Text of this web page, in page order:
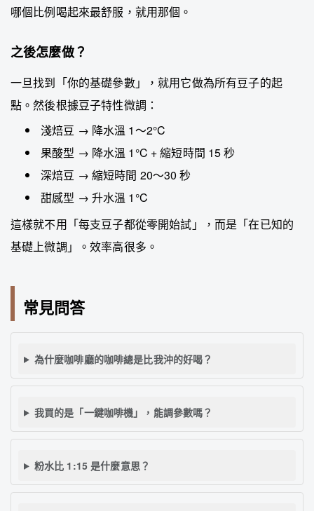
哪個比例喝起來最舒服，就用那個。
之後怎麼做？
一旦找到「你的基礎參數」，就用它做為所有豆子的起
點。然後根據豆子特性微調：
淺焙豆 → 降水溫 1～2°C
果酸型 → 降水溫 1°C + 縮短時間 15 秒
深焙豆 → 縮短時間 20～30 秒
甜感型 → 升水溫 1°C
這樣就不用「每支豆子都從零開始試」，而是「在已知的
基礎上微調」。效率高很多。
常見問答
為什麼咖啡廳的咖啡總是比我沖的好喝？
我買的是「一鍵咖啡機」，能調參數嗎？
粉水比 1:15 是什麼意思？